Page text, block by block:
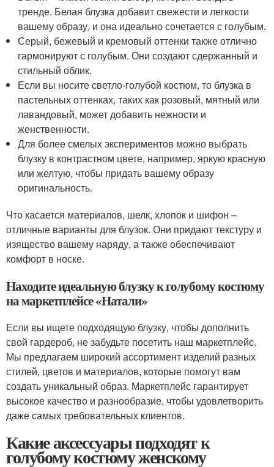
тренде. Белая блузка добавит свежести и легкости
вашему образу, и она идеально сочетается с голубым.
Серый, бежевый и кремовый оттенки также отлично
гармонируют с голубым. Они создают сдержанный и
стильный облик.
Если вы носите светло-голубой костюм, то блузка в
пастельных оттенках, таких как розовый, мятный или
лавандовый, может добавить нежности и
женственности.
Для более смелых экспериментов можно выбрать
блузку в контрастном цвете, например, яркую красную
или желтую, чтобы придать вашему образу
оригинальность.
Что касается материалов, шелк, хлопок и шифон –
отличные варианты для блузок. Они придают текстуру и
изящество вашему наряду, а также обеспечивают
комфорт в носке.
Находите идеальную блузку к голубому костюму
на маркетплейсе «Натали»
Если вы ищете подходящую блузку, чтобы дополнить
свой гардероб, не забудьте посетить наш маркетплейс.
Мы предлагаем широкий ассортимент изделий разных
стилей, цветов и материалов, которые помогут вам
создать уникальный образ. Маркетплейс гарантирует
высокое качество и разнообразие, чтобы удовлетворить
даже самых требовательных клиентов.
Какие аксессуары подходят к
голубому костюму женскому